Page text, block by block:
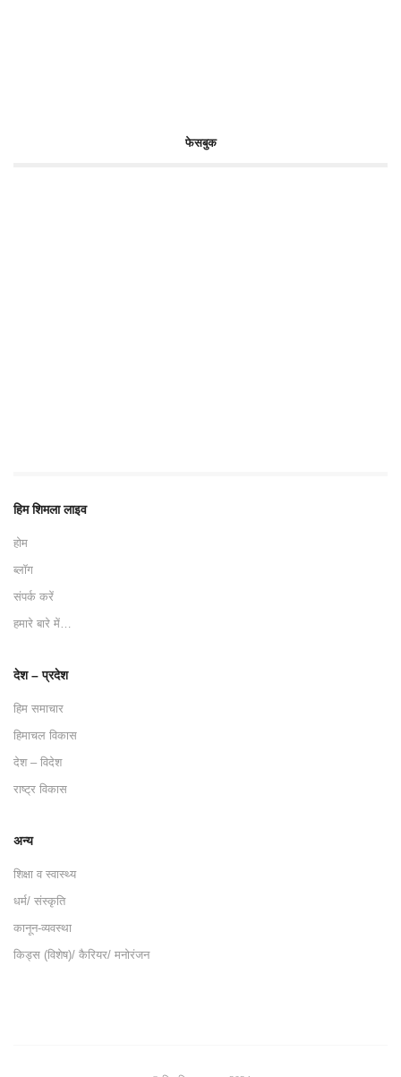
फेसबुक
हिम शिमला लाइव
होम
ब्लॉग
संपर्क करें
हमारे बारे में…
देश – प्रदेश
हिम समाचार
हिमाचल विकास
देश – विदेश
राष्ट्र विकास
अन्य
शिक्षा व स्वास्थ्य
धर्म/ संस्कृति
कानून-व्यवस्था
किड्स (विशेष)/ कैरियर/ मनोरंजन